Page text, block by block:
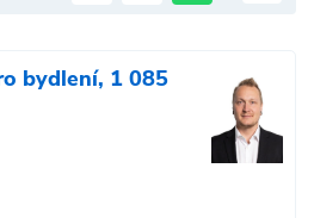
bydlení, 1 085